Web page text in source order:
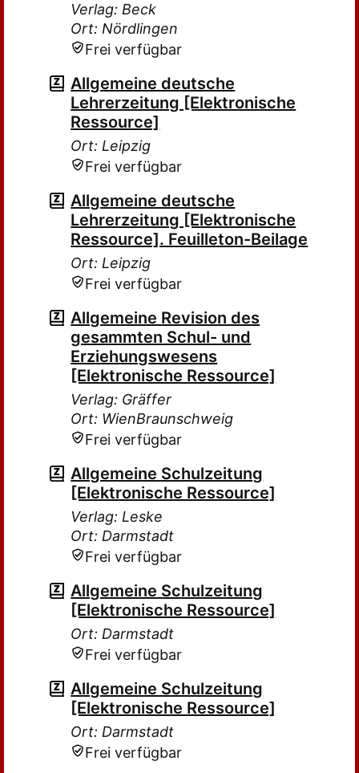
Verlag: Beck
Ort: Nördlingen
Frei verfügbar
Allgemeine deutsche
Lehrerzeitung [Elektronische
Ressource]
Ort: Leipzig
Frei verfügbar
Allgemeine deutsche
Lehrerzeitung [Elektronische
Ressource]. Feuilleton-Beilage
Ort: Leipzig
Frei verfügbar
Allgemeine Revision des
gesammten Schul- und
Erziehungswesens
[Elektronische Ressource]
Verlag: Gräffer
Ort: WienBraunschweig
Frei verfügbar
Allgemeine Schulzeitung
[Elektronische Ressource]
Verlag: Leske
Ort: Darmstadt
Frei verfügbar
Allgemeine Schulzeitung
[Elektronische Ressource]
Ort: Darmstadt
Frei verfügbar
Allgemeine Schulzeitung
[Elektronische Ressource]
Ort: Darmstadt
Frei verfügbar